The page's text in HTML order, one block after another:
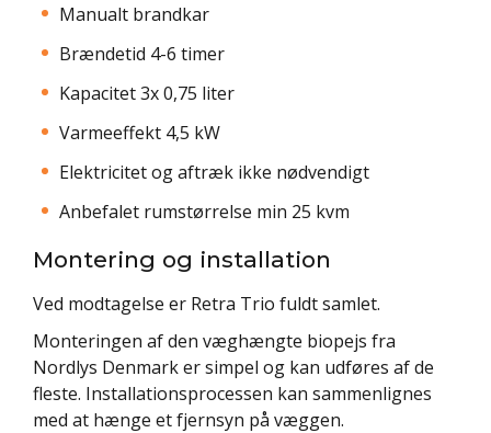
Manualt brandkar
Brændetid 4-6 timer
Kapacitet 3x 0,75 liter
Varmeeffekt 4,5 kW
Elektricitet og aftræk ikke nødvendigt
Anbefalet rumstørrelse min 25 kvm
Montering og installation
Ved modtagelse er Retra Trio fuldt samlet.
Monteringen af den væghængte biopejs fra
Nordlys Denmark er simpel og kan udføres af de
fleste. Installationsprocessen kan sammenlignes
med at hænge et fjernsyn på væggen.